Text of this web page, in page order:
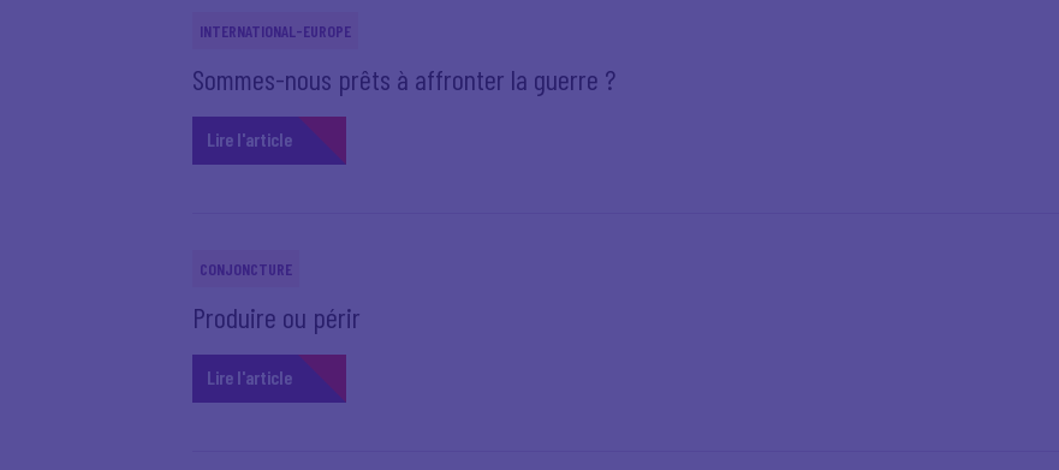
INTERNATIONAL-EUROPE
Sommes-nous prêts à affronter la guerre ?
Lire l'article
CONJONCTURE
Produire ou périr
Lire l'article